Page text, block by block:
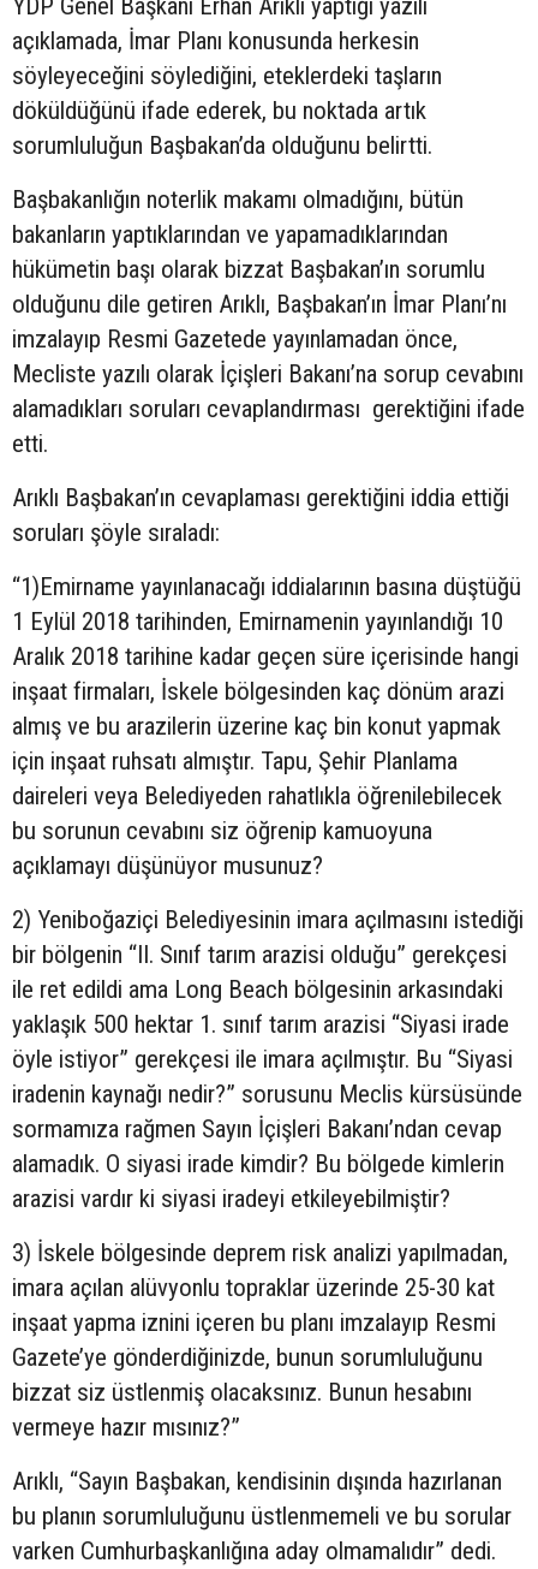
açıklamada, İmar Planı konusunda herkesin
söyleyeceğini söylediğini, eteklerdeki taşların
döküldüğünü ifade ederek, bu noktada artık
sorumluluğun Başbakan’da olduğunu belirtti.
Başbakanlığın noterlik makamı olmadığını, bütün
bakanların yaptıklarından ve yapamadıklarından
hükümetin başı olarak bizzat Başbakan’ın sorumlu
olduğunu dile getiren Arıklı, Başbakan’ın İmar Planı’nı
imzalayıp Resmi Gazetede yayınlamadan önce,
Mecliste yazılı olarak İçişleri Bakanı’na sorup cevabını
alamadıkları soruları cevaplandırması gerektiğini ifade
etti.
Arıklı Başbakan’ın cevaplaması gerektiğini iddia ettiği
soruları şöyle sıraladı:
“1)Emirname yayınlanacağı iddialarının basına düştüğü
1 Eylül 2018 tarihinden, Emirnamenin yayınlandığı 10
Aralık 2018 tarihine kadar geçen süre içerisinde hangi
inşaat firmaları, İskele bölgesinden kaç dönüm arazi
almış ve bu arazilerin üzerine kaç bin konut yapmak
için inşaat ruhsatı almıştır. Tapu, Şehir Planlama
daireleri veya Belediyeden rahatlıkla öğrenilebilecek
bu sorunun cevabını siz öğrenip kamuoyuna
açıklamayı düşünüyor musunuz?
2) Yeniboğaziçi Belediyesinin imara açılmasını istediği
bir bölgenin “II. Sınıf tarım arazisi olduğu” gerekçesi
ile ret edildi ama Long Beach bölgesinin arkasındaki
yaklaşık 500 hektar 1. sınıf tarım arazisi “Siyasi irade
öyle istiyor” gerekçesi ile imara açılmıştır. Bu “Siyasi
iradenin kaynağı nedir?” sorusunu Meclis kürsüsünde
sormamıza rağmen Sayın İçişleri Bakanı’ndan cevap
alamadık. O siyasi irade kimdir? Bu bölgede kimlerin
arazisi vardır ki siyasi iradeyi etkileyebilmiştir?
3) İskele bölgesinde deprem risk analizi yapılmadan,
imara açılan alüvyonlu topraklar üzerinde 25-30 kat
inşaat yapma iznini içeren bu planı imzalayıp Resmi
Gazete’ye gönderdiğinizde, bunun sorumluluğunu
bizzat siz üstlenmiş olacaksınız. Bunun hesabını
vermeye hazır mısınız?”
Arıklı, “Sayın Başbakan, kendisinin dışında hazırlanan
bu planın sorumluluğunu üstlenmemeli ve bu sorular
varken Cumhurbaşkanlığına aday olmamalıdır” dedi.